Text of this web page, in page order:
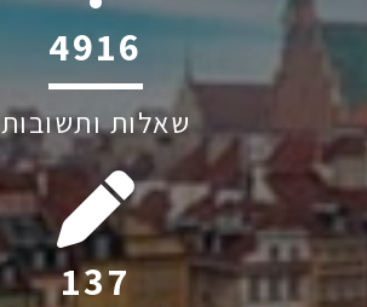
6045
שאלות ותשובות
207